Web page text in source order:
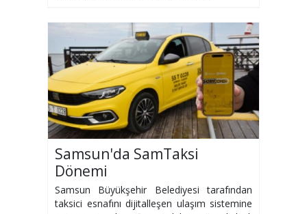
Samsun'da SamTaksi
Dönemi
Samsun Büyükşehir Belediyesi tarafından
taksici esnafını dijitalleşen ulaşım sistemine